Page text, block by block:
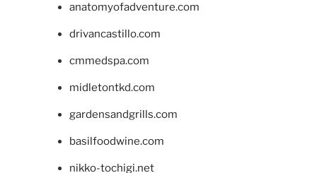
anatomyofadventure.com
drivancastillo.com
cmmedspa.com
midletontkd.com
gardensandgrills.com
basilfoodwine.com
nikko-tochigi.net